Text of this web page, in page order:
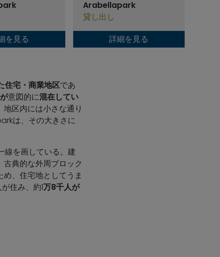
を見る
Arabellapark
貸し出し
詳細を見る
住宅・商業地区であ
意図的に混在してい
区内には小さな通り
は、その大きさに
線を画している。建
典的な外周ブロック
、住宅地としてうま
住み、約1万8千人が